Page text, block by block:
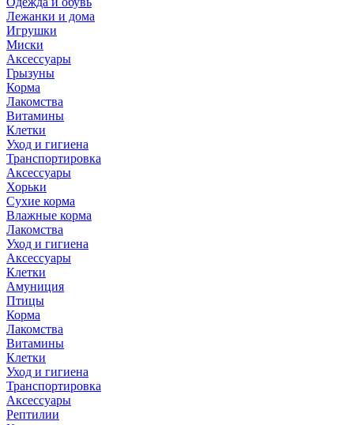
Лежанки и дома
Игрушки
Миски
Аксессуары
Грызуны
Корма
Лакомства
Витамины
Клетки
Уход и гигиена
Транспортировка
Аксессуары
Хорьки
Сухие корма
Влажные корма
Лакомства
Уход и гигиена
Аксессуары
Клетки
Амуниция
Птицы
Корма
Лакомства
Витамины
Клетки
Уход и гигиена
Транспортировка
Аксессуары
Рептилии